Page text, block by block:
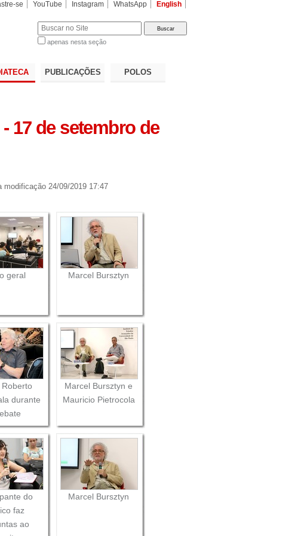
se YouTube Instagram WhatsApp English
apenas nesta seção
PUBLICAÇÕES POLOS
17 de setembro de
modificação24/09/2019 17:47
geral Marcel Bursztyn
durante
Marcel Bursztyn e
Mauricio Pietrocola
do
faz
ao
Marcel Bursztyn